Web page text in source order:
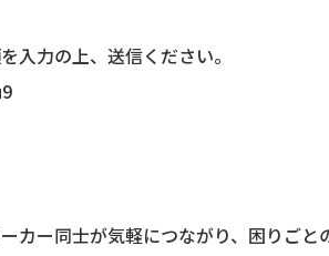
入力の上、送信ください。
カー同士が気軽につながり、困りご